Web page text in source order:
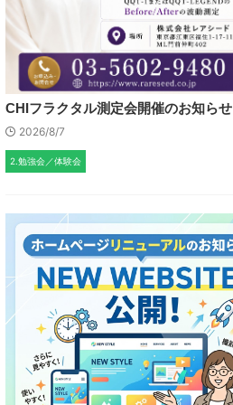
CHIフラクタル測定会開催のお知らせ
2026/8/7
2.勉強会／体験会